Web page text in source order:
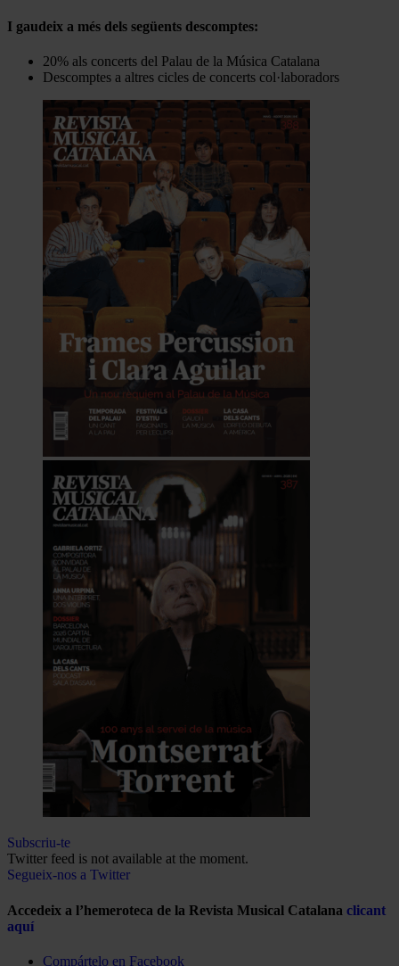
I gaudeix a més dels següents descomptes:
20% als concerts del Palau de la Música Catalana
Descomptes a altres cicles de concerts col·laboradors
Subscriu-te
Twitter feed is not available at the moment.
Segueix-nos a Twitter
Accedeix a l’hemeroteca de la Revista Musical Catalana clicant
aquí
Compártelo en Facebook